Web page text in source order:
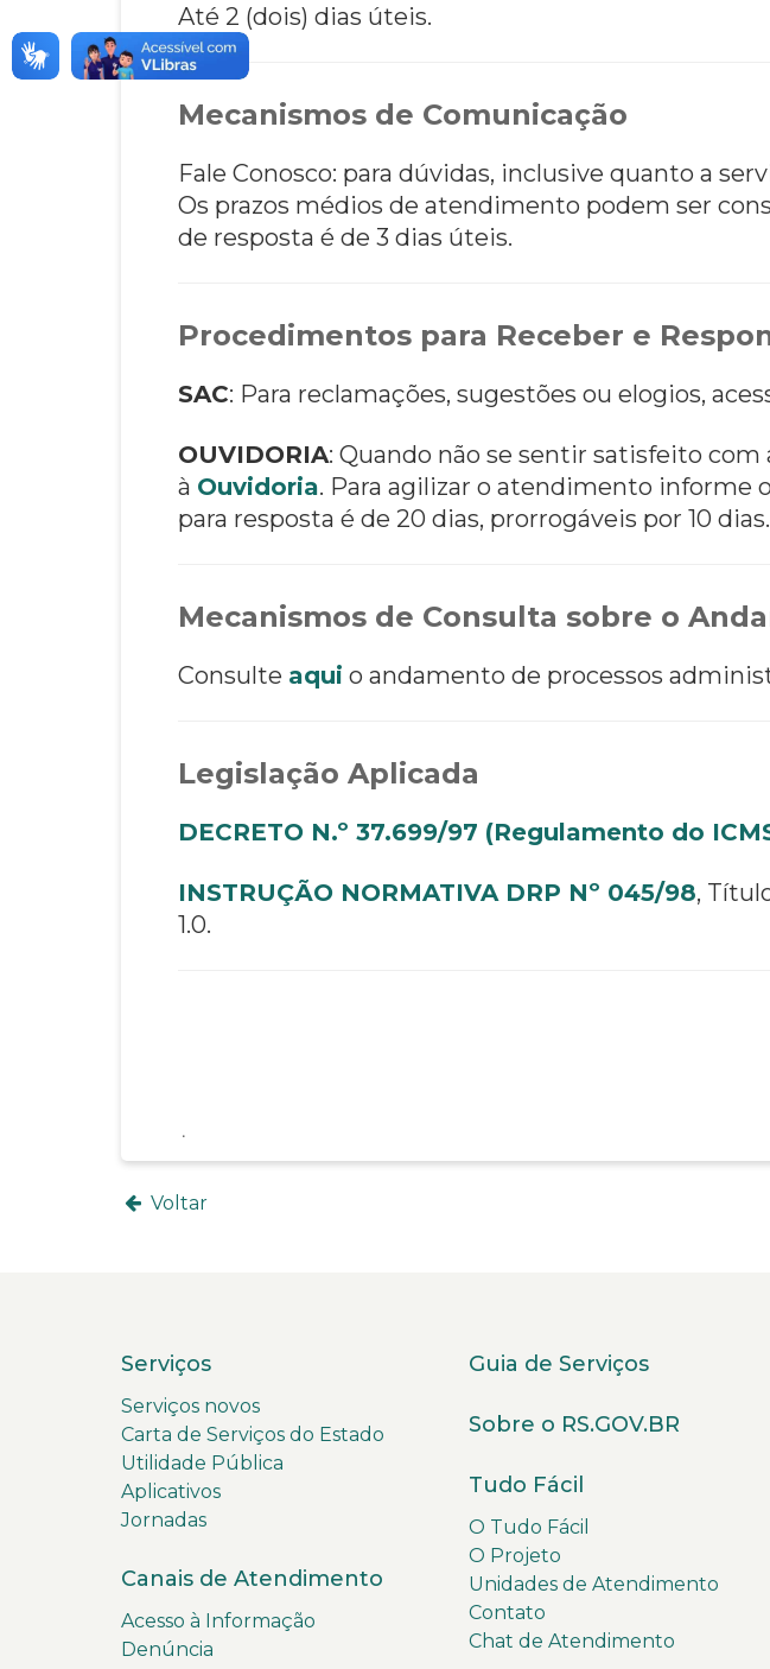
Até 2 (dois) dias úteis.
Mecanismos de Comunicação
Fale Conosco: para dúvidas, inclusive quanto a
Os prazos médios de atendimento podem ser
de resposta é de 3 dias úteis.
Procedimentos para Receber e
SAC: Para reclamações, sugestões ou elogios,
OUVIDORIA: Quando não se sentir satisfeito
à Ouvidoria. Para agilizar o atendimento informe
para resposta é de 20 dias, prorrogáveis por 10 dias.
Mecanismos de Consulta sobre o
Consulte aqui o andamento de processos
Legislação Aplicada
DECRETO N.º 37.699/97 (Regulamento do
INSTRUÇÃO NORMATIVA DRP Nº 045/98,
1.0.
Voltar
Serviços
Serviços novos
Carta de Serviços do Estado
Utilidade Pública
Aplicativos
Jornadas
Canais de Atendimento
Acesso à Informação
Denúncia
Guia de Serviços
Sobre o RS.GOV.BR
Tudo Fácil
O Tudo Fácil
O Projeto
Unidades de Atendimento
Contato
Chat de Atendimento